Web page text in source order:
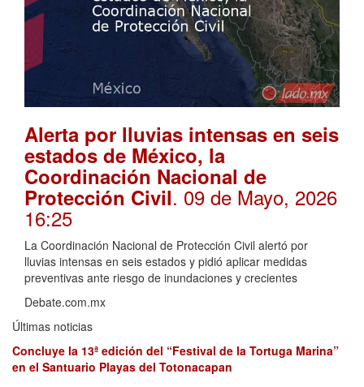
Alerta por lluvias intensas en seis
estados de México, la
Coordinación Nacional de
Protección Civil. 09 de Mayo, 2026
16:25
La Coordinación Nacional de Protección Civil alertó por
lluvias intensas en seis estados y pidió aplicar medidas
preventivas ante riesgo de inundaciones y crecientes
Debate.com.mx
Últimas noticias
Concluye la 13ª edición del “Festival de la Tortuga Marina”
en el Santuario Playas del Totonacapan